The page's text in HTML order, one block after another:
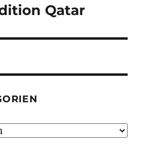
Qatar